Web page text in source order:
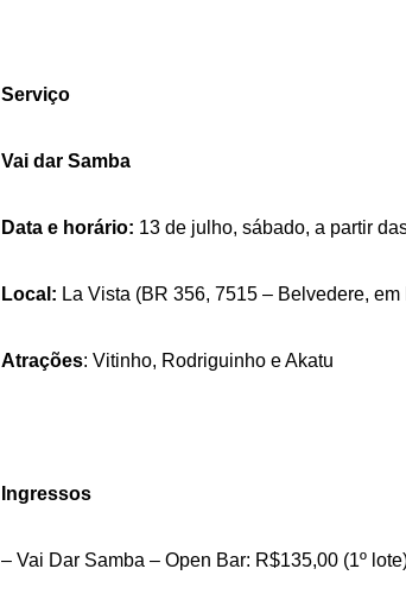
Serviço
Vai dar Samba
Data e horário: 13 de julho, sábado, a partir
Local: La Vista (BR 356, 7515 – Belvedere,
Atrações: Vitinho, Rodriguinho e Akatu
Ingressos
– Vai Dar Samba – Open Bar: R$135,00 (1º